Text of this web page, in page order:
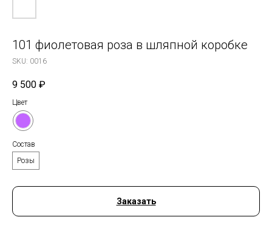
101 фиолетовая роза в шляпной коробке
SKU: 0016
9 500 ₽
Цвет
Состав
Розы
Заказать